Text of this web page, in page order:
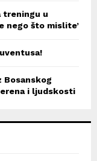
treningu u
nego što mislite’
Bosanskog
i ljudskosti